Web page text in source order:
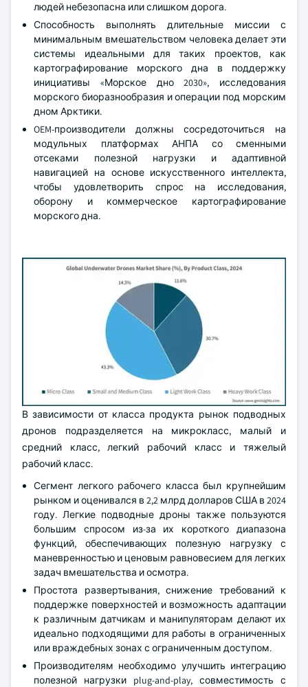
людей небезопасна или слишком дорога.
Способность выполнять длительные миссии с
минимальным вмешательством человека делает эти
системы идеальными для таких проектов, как
картографирование морского дна в поддержку
инициативы «Морское дно 2030», исследования
морского биоразнообразия и операции под морским
дном Арктики.
OEM-производители должны сосредоточиться на
модульных платформах АНПА со сменными
отсеками полезной нагрузки и адаптивной
навигацией на основе искусственного интеллекта,
чтобы удовлетворить спрос на исследования,
оборону и коммерческое картографирование
морского дна.
В зависимости от класса продукта рынок подводных
дронов подразделяется на микрокласс, малый и
средний класс, легкий рабочий класс и тяжелый
рабочий класс.
Сегмент легкого рабочего класса был крупнейшим
рынком и оценивался в 2,2 млрд долларов США в 2024
году. Легкие подводные дроны также пользуются
большим спросом из-за их короткого диапазона
функций, обеспечивающих полезную нагрузку с
маневренностью и ценовым равновесием для легких
задач вмешательства и осмотра.
Простота развертывания, снижение требований к
поддержке поверхностей и возможность адаптации
к различным датчикам и манипуляторам делают их
идеально подходящими для работы в ограниченных
или враждебных зонах с ограниченным доступом.
Производителям необходимо улучшить интеграцию
полезной нагрузки plug-and-play, совместимость с